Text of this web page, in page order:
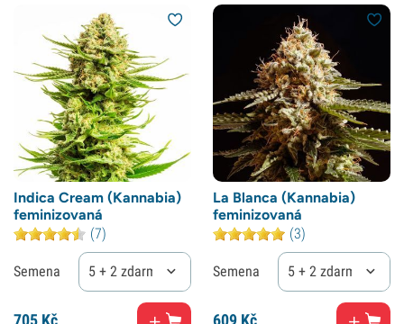
Indica Cream (Kannabia)
feminizovaná
(7)
Semena 5 + 2 zdarma
705 Kč
La Blanca (Kannabia)
feminizovaná
(3)
Semena 5 + 2 zdarma
609 Kč